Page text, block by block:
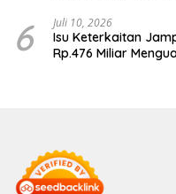
6 Juli 10, 2026
Isu Keterkaitan
Rp.476 Miliar